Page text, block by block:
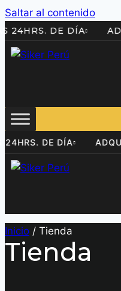
Saltar al contenido
LAS 24HRS. DE DÍA
LAS 24HRS. DE DÍA
Inicio / Tienda
Tienda